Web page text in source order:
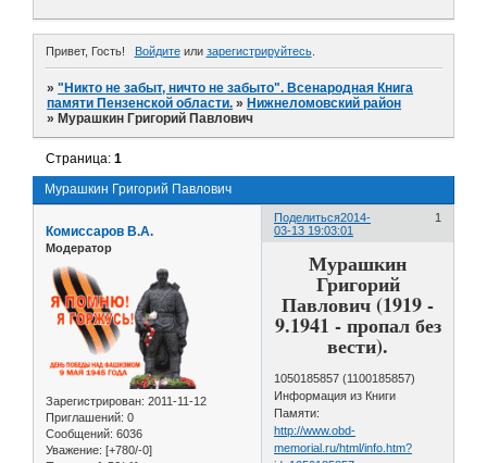
Привет, Гость! Войдитеили зарегистрируйтесь.
»"Никто не забыт, ничто не забыто". Всенародная Книга
памяти Пензенской области. » Нижнеломовский район
» Мурашкин Григорий Павлович
Мурашкин Григорий Павлович
Страница:1
Поделиться 1
2014-
03-13 19:03:01
Комиссаров В.А.
Модератор
Зарегистрирован: 2011-11-12
Приглашений: 0
Сообщений: 6036
Уважение: [+780/-0]
Мурашкин
Григорий
Павлович (1919 -
9.1941 - пропал без
вести).
1050185857 (1100185857)
Информация из Книги
Памяти:
http://www.obd-
memorial.ru/html/info.htm?